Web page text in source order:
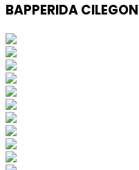
BAPPERIDA CILEGON